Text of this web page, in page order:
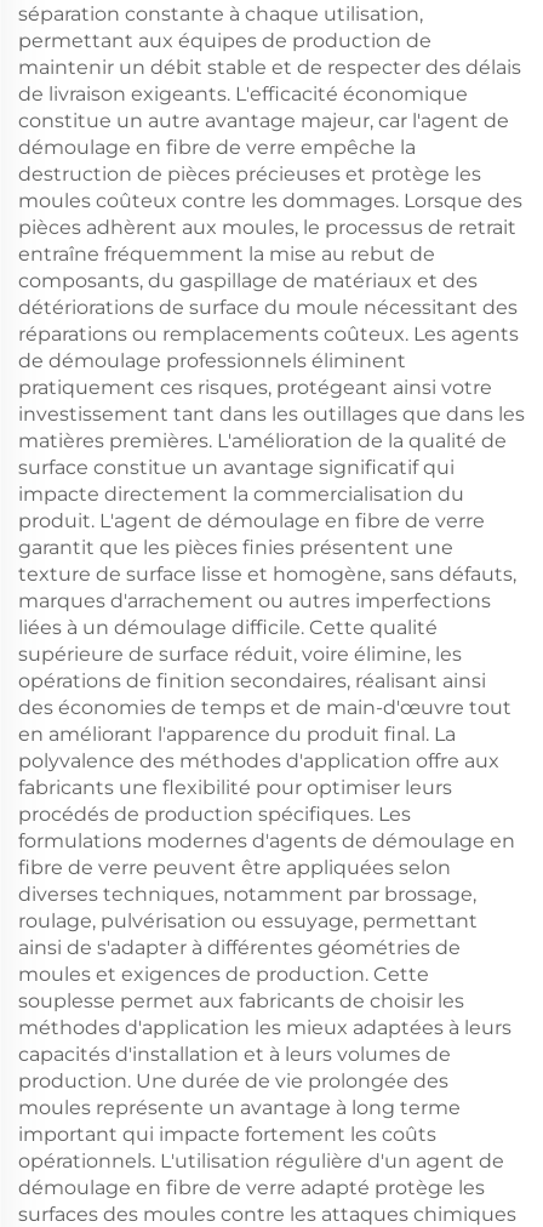
séparation constante à chaque utilisation,
permettant aux équipes de production de
maintenir un débit stable et de respecter des délais
de livraison exigeants. L'efficacité économique
constitue un autre avantage majeur, car l'agent de
démoulage en fibre de verre empêche la
destruction de pièces précieuses et protège les
moules coûteux contre les dommages. Lorsque des
pièces adhèrent aux moules, le processus de retrait
entraîne fréquemment la mise au rebut de
composants, du gaspillage de matériaux et des
détériorations de surface du moule nécessitant des
réparations ou remplacements coûteux. Les agents
de démoulage professionnels éliminent
pratiquement ces risques, protégeant ainsi votre
investissement tant dans les outillages que dans les
matières premières. L'amélioration de la qualité de
surface constitue un avantage significatif qui
impacte directement la commercialisation du
produit. L'agent de démoulage en fibre de verre
garantit que les pièces finies présentent une
texture de surface lisse et homogène, sans défauts,
marques d'arrachement ou autres imperfections
liées à un démoulage difficile. Cette qualité
supérieure de surface réduit, voire élimine, les
opérations de finition secondaires, réalisant ainsi
des économies de temps et de main-d'œuvre tout
en améliorant l'apparence du produit final. La
polyvalence des méthodes d'application offre aux
fabricants une flexibilité pour optimiser leurs
procédés de production spécifiques. Les
formulations modernes d'agents de démoulage en
fibre de verre peuvent être appliquées selon
diverses techniques, notamment par brossage,
roulage, pulvérisation ou essuyage, permettant
ainsi de s'adapter à différentes géométries de
moules et exigences de production. Cette
souplesse permet aux fabricants de choisir les
méthodes d'application les mieux adaptées à leurs
capacités d'installation et à leurs volumes de
production. Une durée de vie prolongée des
moules représente un avantage à long terme
important qui impacte fortement les coûts
opérationnels. L'utilisation régulière d'un agent de
démoulage en fibre de verre adapté protège les
surfaces des moules contre les attaques chimiques